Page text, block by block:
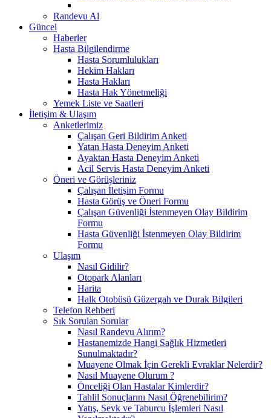
Randevu Al
Güncel
Haberler
Hasta Bilgilendirme
Hasta Sorumlulukları
Hekim Hakları
Hasta Hakları
Hasta Hak Yönetmeliği
Yemek Liste ve Saatleri
İletişim & Ulaşım
Anketlerimiz
Çalışan Geri Bildirim Anketi
Yatan Hasta Deneyim Anketi
Ayaktan Hasta Deneyim Anketi
Acil Servis Hasta Deneyim Anketi
Öneri ve Görüşleriniz
Çalışan İletişim Formu
Hasta Görüş ve Öneri Formu
Çalışan Güvenliği İstenmeyen Olay Bildirim
Formu
Hasta Güvenliği İstenmeyen Olay Bildirim
Formu
Ulaşım
Nasıl Gidilir?
Otopark Alanları
Harita
Halk Otobüsü Güzergah ve Durak Bilgileri
Telefon Rehberi
Sık Sorulan Sorular
Nasıl Randevu Alırım?
Hastanemizde Hangi Sağlık Hizmetleri
Sunulmaktadır?
Muayene Olmak İçin Gerekli Evraklar Nelerdir?
Nasıl Muayene Olurum ?
Önceliği Olan Hastalar Kimlerdir?
Tahlil Sonuçlarını Nasıl Öğrenebilirim?
Yatış, Sevk ve Taburcu İşlemleri Nasıl